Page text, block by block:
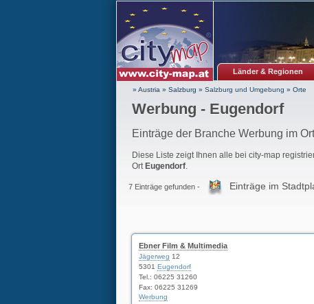
Länder & Regionen
» Austria » Salzburg » Salzburg und Umgebung » Orte
Werbung - Eugendorf
Einträge der Branche Werbung im
Diese Liste zeigt Ihnen alle bei city-map
Ort Eugendorf.
7 Einträge gefunden - Einträge im
Ebner Film & Multimedia
Jägerweg 12
5301 Eugendorf
Tel.: 06225 31260
Fax: 06225 31269
Werbung